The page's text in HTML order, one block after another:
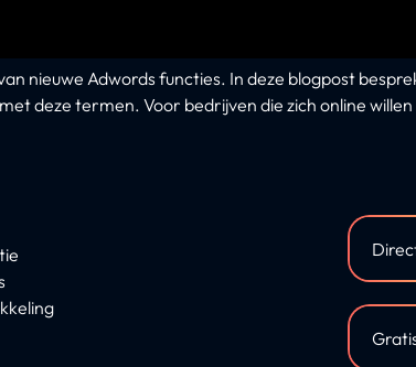
nieuwe Adwords functies. In deze blogpost
deze termen. Voor bedrijven die zich online